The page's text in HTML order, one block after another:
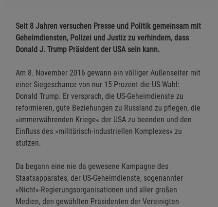
Seit 8 Jahren versuchen Presse und Politik gemeinsam mit
Geheimdiensten, Polizei und Justiz zu verhindern, dass
Donald J. Trump Präsident der USA sein kann.
Am 8. November 2016 gewann ein völliger Außenseiter mit
einer Siegeschance von nur 15 Prozent die US-Wahl:
Donald Trump. Er versprach, die US-Geheimdienste zu
reformieren, gute Beziehungen zu Russland zu pflegen, die
»immerwährenden Kriege« der USA zu beenden und den
Einfluss des »militärisch-industriellen Komplexes« zu
stutzen.
Da begann eine nie da gewesene Kampagne des
Staatsapparates, der US-Geheimdienste, sogenannter
»Nicht«-Regierungsorganisationen und aller großen
Medien, den gewählten Präsidenten der Vereinigten